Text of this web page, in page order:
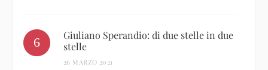
Giuliano Sperandio: di due stelle in due
stelle
26 MARZO 2021